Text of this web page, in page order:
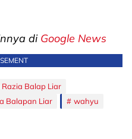
di Google News
Razia Balap Liar
Balapan Liar wahyu